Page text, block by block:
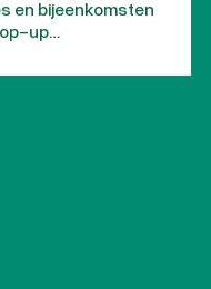
en bijeenkomsten
up
inspirerende